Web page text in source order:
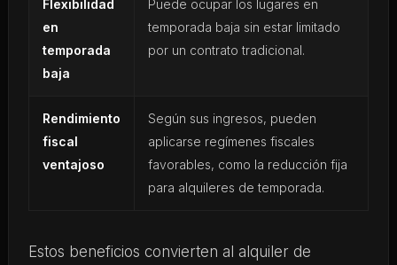
Flexibilidad
en
temporada
baja
Puede ocupar los lugares en
temporada baja sin estar limitado
por un contrato tradicional.
Rendimiento
fiscal
ventajoso
Según sus ingresos, pueden
aplicarse regímenes fiscales
favorables, como la reducción fija
para alquileres de temporada.
Estos beneficios convierten al alquiler de